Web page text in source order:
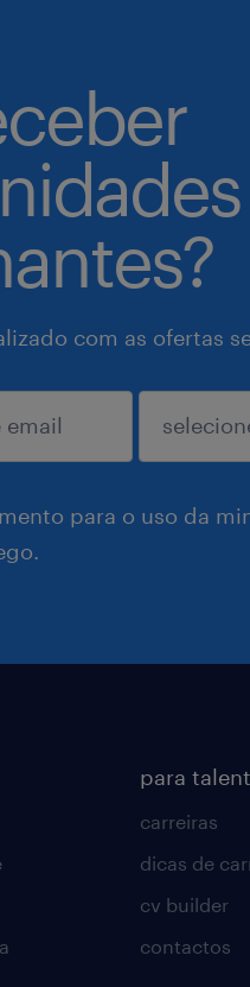
com as ofertas
para o uso da
para
carreiras
dicas de
cv builder
contactos